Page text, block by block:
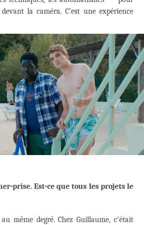
la caméra. C’est une expérience
prise. Est-ce que tous les projets le
même degré. Chez Guillaume, c’était